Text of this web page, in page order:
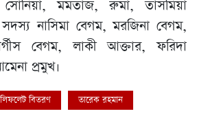
সোনিয়া, মমতাজ, রুমা, তাসমিয়া
নাসিমা বেগম, মরজিনা বেগম,
বেগম, লাকী আক্তার, ফরিদা
প্রমুখ।
লিফলেট বিতরণ তারেক রহমান